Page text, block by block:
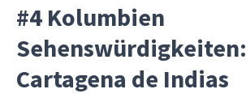
#4 Kolumbien
Sehenswürdigkeiten:
Cartagena de Indias